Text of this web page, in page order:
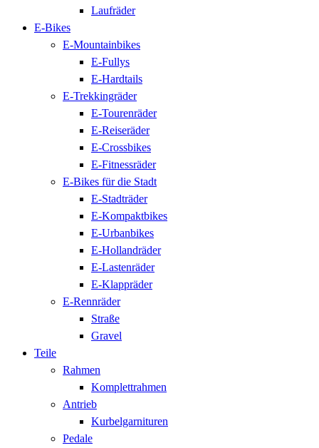
Laufräder
E-Bikes
E-Mountainbikes
E-Fullys
E-Hardtails
E-Trekkingräder
E-Tourenräder
E-Reiseräder
E-Crossbikes
E-Fitnessräder
E-Bikes für die Stadt
E-Stadträder
E-Kompaktbikes
E-Urbanbikes
E-Hollandräder
E-Lastenräder
E-Klappräder
E-Rennräder
Straße
Gravel
Teile
Rahmen
Komplettrahmen
Antrieb
Kurbelgarnituren
Pedale